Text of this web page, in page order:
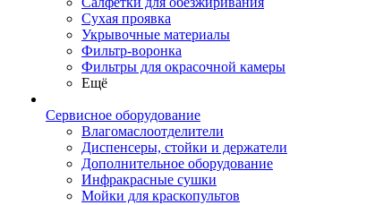
Сухая проявка
Укрывочные материалы
Фильтр-воронка
Фильтры для окрасочной камеры
Ещё
Сервисное оборудование
Влагомаслоотделители
Диспенсеры, стойки и держатели
Дополнительное оборудование
Инфракрасные сушки
Мойки для краскопультов